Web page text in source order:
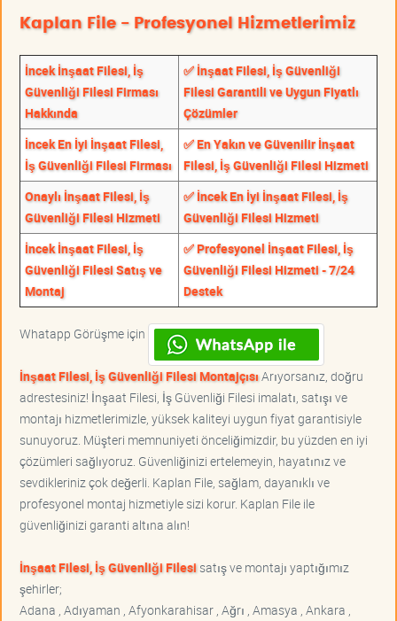
Kaplan File - Profesyonel Hizmetlerimiz
İncek İnşaat Filesi, İş
Güvenliği Filesi Firması
Hakkında
✅ İnşaat Filesi, İş Güvenliği
Filesi Garantili ve Uygun Fiyatlı
Çözümler
İncek En İyi İnşaat Filesi,
İş Güvenliği Filesi Firması
✅ En Yakın ve Güvenilir İnşaat
Filesi, İş Güvenliği Filesi Hizmeti
Onaylı İnşaat Filesi, İş
Güvenliği Filesi Hizmeti
✅ İncek En İyi İnşaat Filesi, İş
Güvenliği Filesi Hizmeti
İncek İnşaat Filesi, İş
Güvenliği Filesi Satış ve
Montaj
✅ Profesyonel İnşaat Filesi, İş
Güvenliği Filesi Hizmeti - 7/24
Destek
Whatapp Görüşme için
İnşaat Filesi, İş Güvenliği Filesi MontajçısıArıyorsanız, doğru
adrestesiniz! İnşaat Filesi, İş Güvenliği Filesi imalatı, satışı ve
montajı hizmetlerimizle, yüksek kaliteyi uygun fiyat garantisiyle
sunuyoruz. Müşteri memnuniyeti önceliğimizdir, bu yüzden en iyi
çözümleri sağlıyoruz. Güvenliğinizi ertelemeyin, hayatınız ve
sevdikleriniz çok değerli. Kaplan File, sağlam, dayanıklı ve
profesyonel montaj hizmetiyle sizi korur. Kaplan File ile
güvenliğinizi garanti altına alın!
İnşaat Filesi, İş Güvenliği Filesisatış ve montajı yaptığımız
şehirler;
Adana , Adıyaman , Afyonkarahisar , Ağrı , Amasya , Ankara ,